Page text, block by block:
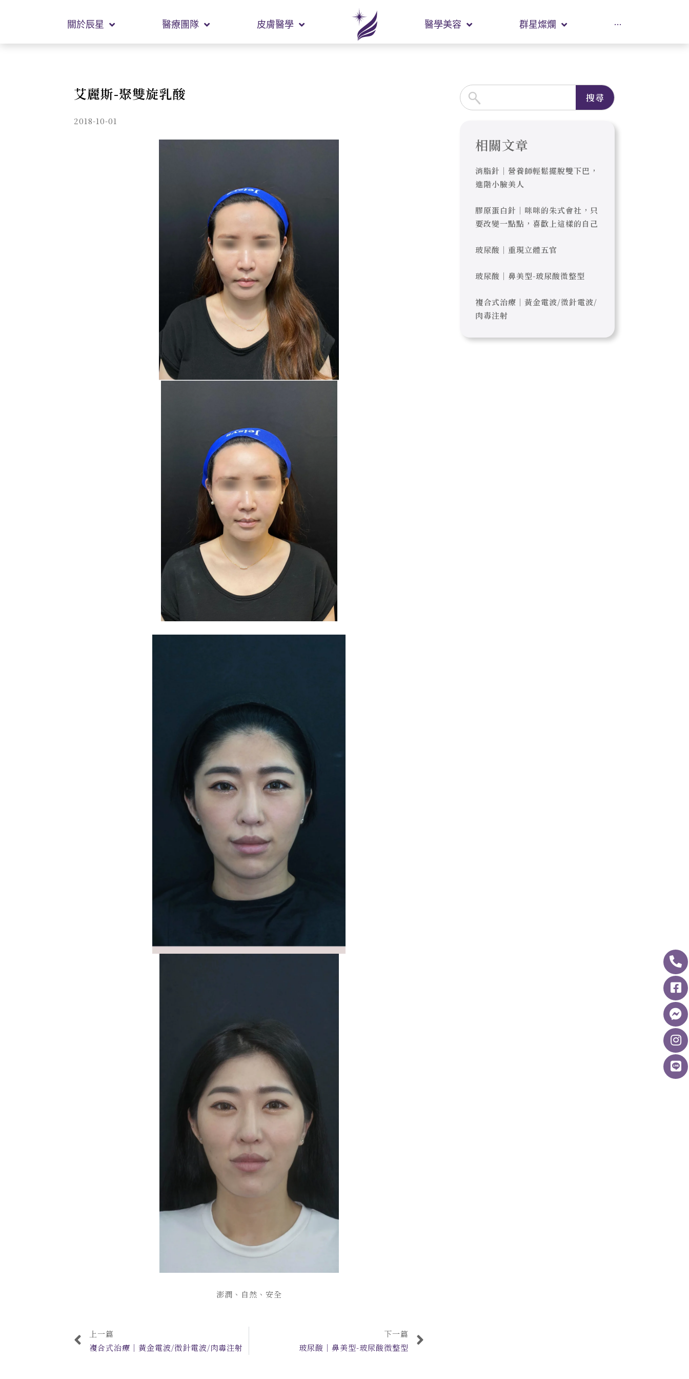
關於辰星 醫療團隊 皮膚醫學 醫學美容 群星燦爛 ···
艾麗斯-聚雙旋乳酸
2018-10-01
澎潤、自然、安全
上一篇
複合式治療｜黃金電波/微針電波/肉毒注射
下一篇
玻尿酸｜鼻美型-玻尿酸微整型
搜尋
相關文章
消脂針｜營養師輕鬆擺脫雙下巴，
進階小臉美人
膠原蛋白針｜咪咪的朱式會社，只
要改變一點點，喜歡上這樣的自己
玻尿酸｜重現立體五官
玻尿酸｜鼻美型-玻尿酸微整型
複合式治療｜黃金電波/微針電波/
肉毒注射